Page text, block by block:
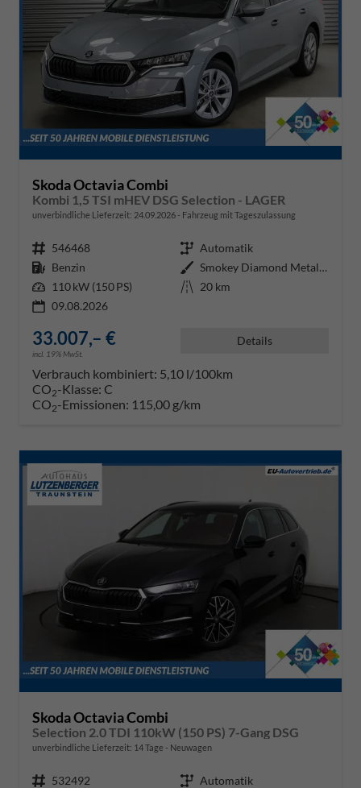
Skoda Octavia Combi
Kombi 1,5 TSI mHEV DSG Selection - LAGER
unverbindliche Lieferzeit: 24.09.2026 Fahrzeug mit Tageszulassung
Fahrzeugnr. 546468 Getriebe Automatik
Kraftstoff Benzin Außenfarbe
Smokey Diamond Metallic ()
Leistung 110 kW (150 PS) Kilometerstand 20 km
09.08.2026
33.007,– €
incl. 19% MwSt.
Details
Verbrauch kombiniert: 5,10 l/100km
CO2-Klasse: C
CO2-Emissionen: 115,00 g/km
Skoda Octavia Combi
Selection 2.0 TDI 110kW (150 PS) 7-Gang DSG
unverbindliche Lieferzeit: 14 Tage Neuwagen
Fahrzeugnr. 532492 Getriebe Automatik